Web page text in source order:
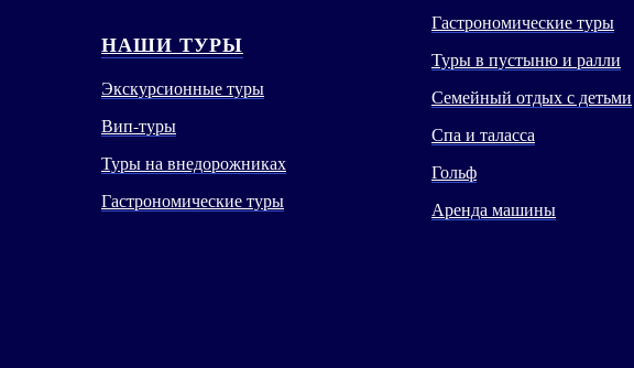
НАШИ ТУРЫ
Экскурсионные туры
Вип-туры
Туры на внедорожниках
Гастрономические туры
Гастрономические туры
Туры в пустыню и ралли
Семейный отдых с детьми
Спа и таласса
Гольф
Аренда машины